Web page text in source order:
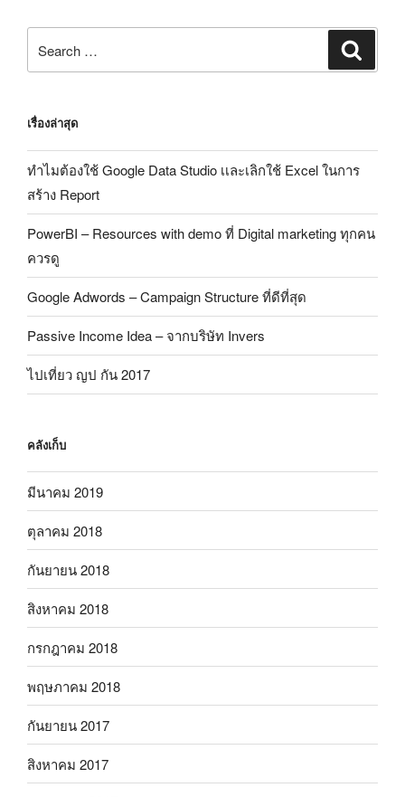
เรื่องล่าสุด
ทำไมต้องใช้ Google Data Studio เเละเลิกใช้ Excel ในการ
สร้าง Report
PowerBI – Resources with demo ที่ Digital marketing ทุกคน
ควรดู
Google Adwords – Campaign Structure ที่ดีที่สุด
Passive Income Idea – จากบริษัท Invers
ไปเที่ยว ญป กัน 2017
คลังเก็บ
มีนาคม 2019
ตุลาคม 2018
กันยายน 2018
สิงหาคม 2018
กรกฎาคม 2018
พฤษภาคม 2018
กันยายน 2017
สิงหาคม 2017